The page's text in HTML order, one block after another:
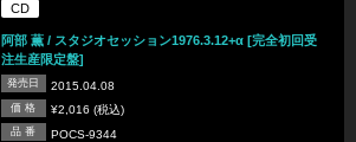
CD
阿部 薫 / スタジオセッション1976.3.12+α [完全初回受
注生産限定盤]
発売日 2015.04.08
価 格 ¥2,016 (税込)
品 番 POCS-9344